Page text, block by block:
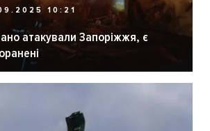
10:21
атакували Запоріжжя, є